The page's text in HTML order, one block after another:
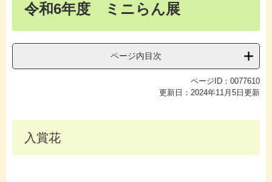
令和6年度 ミニらん展
ページ内目次
ページID：0077610
更新日：2024年11月5日更新
入賞花